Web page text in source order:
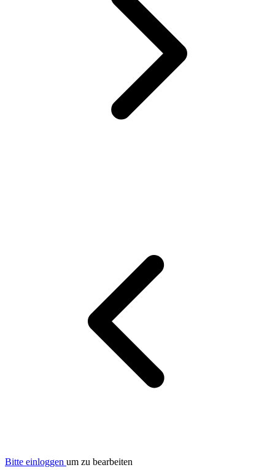
Bitte einloggen um zu bearbeiten